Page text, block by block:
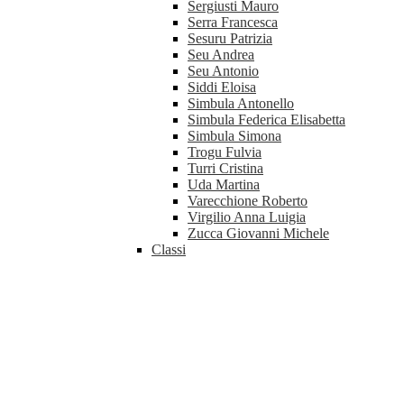
Sergiusti Mauro
Serra Francesca
Sesuru Patrizia
Seu Andrea
Seu Antonio
Siddi Eloisa
Simbula Antonello
Simbula Federica Elisabetta
Simbula Simona
Trogu Fulvia
Turri Cristina
Uda Martina
Varecchione Roberto
Virgilio Anna Luigia
Zucca Giovanni Michele
Classi